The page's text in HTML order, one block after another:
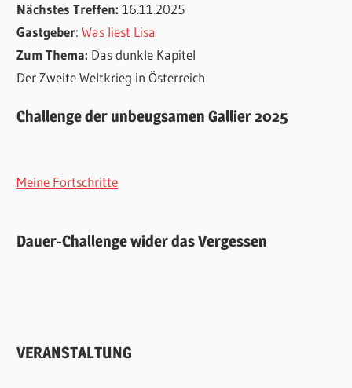
Nächstes Treffen:16.11.2025
Gastgeber:Was liest Lisa
Zum Thema: Das dunkle Kapitel
Der Zweite Weltkrieg in Österreich
Challenge der unbeugsamen Gallier 2025
Meine Fortschritte
Dauer-Challenge wider das Vergessen
VERANSTALTUNG